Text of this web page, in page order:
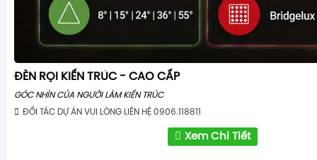
ĐÈN RỌI KIẾN TRÚC - CAO CẤP
GÓC NHÌN CỦA NGƯỜI LÀM KIẾN TRÚC
ĐỐI TÁC DỰ ÁN VUI LÒNG LIÊN HỆ 0906.118811
Xem Chi Tiết